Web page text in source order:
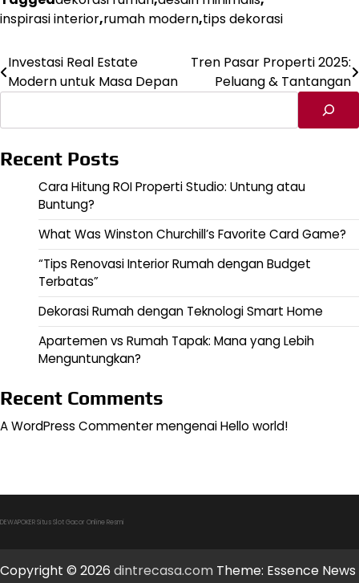
inspirasi interior,rumah modern,tips dekorasi
Navigasi
pos
Investasi Real Estate
Modern untuk Masa Depan
Tren Pasar Properti 2025:
Peluang & Tantangan
Recent Posts
Cara Hitung ROI Properti Studio: Untung atau
Buntung?
What Was Winston Churchill’s Favorite Card Game?
“Tips Renovasi Interior Rumah dengan Budget
Terbatas”
Dekorasi Rumah dengan Teknologi Smart Home
Apartemen vs Rumah Tapak: Mana yang Lebih
Menguntungkan?
Recent Comments
A WordPress CommentermengenaiHello world!
DEWAPOKER Situs Slot Gacor Online Resmi
Copyright © 2026 dintrecasa.com Theme: Essence News